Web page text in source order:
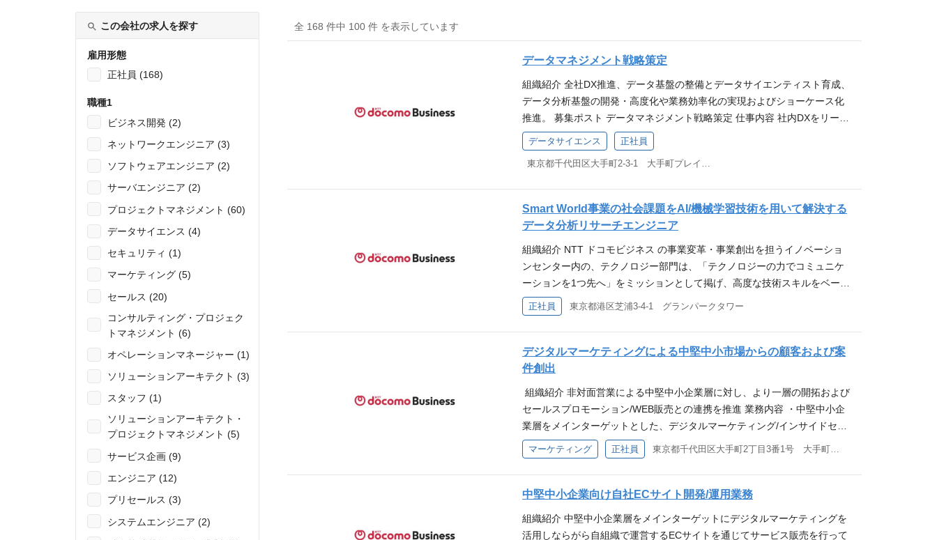
この会社の求人を探す
雇用形態
正社員 (168)
職種1
ビジネス開発 (2)
ネットワークエンジニア (3)
ソフトウェアエンジニア (2)
サーバエンジニア (2)
プロジェクトマネジメント (60)
データサイエンス (4)
セキュリティ (1)
マーケティング (5)
セールス (20)
コンサルティング・プロジェク
トマネジメント (6)
オペレーションマネージャー (1)
ソリューションアーキテクト (3)
スタッフ (1)
ソリューションアーキテクト・
プロジェクトマネジメント (5)
サービス企画 (9)
エンジニア (12)
プリセールス (3)
システムエンジニア (2)
全 168 件中 100 件 を表示しています
データマネジメント戦略策定
組織紹介 全社DX推進、データ基盤の整備とデータサイエンティスト育成、
データ分析基盤の開発・高度化や業務効率化の実現およびショーケース化
推進。 募集ポスト データマネジメント戦略策定 仕事内容 社内DXをリード
し、データドリブンマネジメント部門（以下DDM部門）の貢献度を最大化
するための戦略策定、各データ分析案件を推進する。 ・DDM全体戦略（統
括・予算管理・データ分析人材育成計画策定） ・DX案件の外部窓口、グル
整、データ管理 ・マスタデータマネジメントシステム構築、運用 求める経
験・能力・資格 【歓迎（WANT）】 ・サービス企画経験やPMスキル －
業務課題からデータ分析につなげるビジネストランスのスキル －データ
の設計から収集・蓄積および分析までのデータフローの戦略を策定するコ
ンサルテーション経験 応募資格 当該職務、及び、それに準ずる職務の実務
経験を有する方
データサイエンス 正社員
Smart World事業の社会課題をAI/機械学習技術を用いて解決する
データ分析リサーチエンジニア
組織紹介 NTT ドコモビジネス の事業変革・事業創出を担うイノベーショ
ンセンター内の、テクノロジー部門は、「テクノロジーの力でコミュニケ
ーションを1つ先へ​」をミッションとして掲げ、高度な技術スキルをベース
とした技術開発を推進し、「技術」を通じて、事業の成長、新規事業/新サ
ービスの創出、人材育成に貢献する組織です。 テクノロジー部門について
は、下記紹介資料もご覧ください。 https://speakerdeck.com/nttcom/ntt-co
mmunications-innovation-center-technology-deck 募集ポスト ​Smart World
事業における社会課題を、AI/機械学習技術を用いて解決するデータ分析リ
るお客様現場課題に対し、必要となるAI技術（機械学習技術）を開発す
る。 ・必要な技術領域は、機械学習全般および確率統計 ・現在では、特に
時系列データ分析に関する取り組みが多数を占める 求める経験・能力・資
格 ​ ・機械学習エンジニアとしての経験（3年以上） ・プログラミング言語
な数学の知識があること ・情報工学、計数工学、コンピュータサイエンス
等で修士以上の資格があれば尚良 ・実データを用いたデータ分析経験
（「時系列データ」「プロセスデータ」「制御」「因果分析」「要因分
正社員 東京都港区芝浦3-4-1 グランパークタワー
デジタルマーケティングによる中堅中小市場からの顧客および案
件創出
組織紹介 非対面営業による中堅中小企業層に対し、より一層の開拓および
セールスプロモーション/WEB販売との連携を推進 業務内容 ・中堅中小企
業層をメインターゲットとした、デジタルマーケティング/インサイドセー
ルス/チャネルセールスを組み合わせた効率的なサービス販売/利益最大化
・デジタルマーケティングによる中堅中小市場からの顧客および案件創出
（新たなマーケティング手法の取り込みおよびスキーム高度化含む） 業務
内容詳細 ①新規有効リード獲得およびナーチャリング精度向上 ■マーケテ
ツ・シナリオ)のプレゼンス向上に向けた企画および実行 2.新規リード獲
マーケティング 正社員
中堅中小企業向け自社ECサイト開発/運用業務
組織紹介 中堅中小企業層をメインターゲットにデジタルマーケティングを
活用しならがら自組織で運営するECサイトを通じてサービス販売を行って